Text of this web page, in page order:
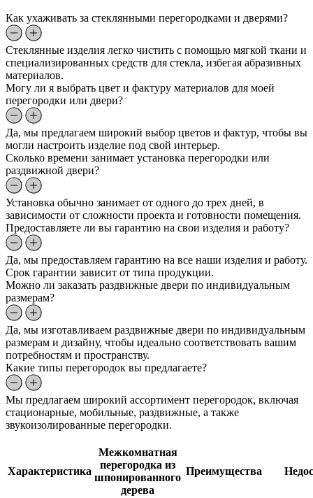
Как ухаживать за стеклянными перегородками и дверями?
Стеклянные изделия легко чистить с помощью мягкой ткани и
специализированных средств для стекла, избегая абразивных
материалов.
Могу ли я выбрать цвет и фактуру материалов для моей
перегородки или двери?
Да, мы предлагаем широкий выбор цветов и фактур, чтобы вы
могли настроить изделие под свой интерьер.
Сколько времени занимает установка перегородки или
раздвижной двери?
Установка обычно занимает от одного до трех дней, в
зависимости от сложности проекта и готовности помещения.
Предоставляете ли вы гарантию на свои изделия и работу?
Да, мы предоставляем гарантию на все наши изделия и работу.
Срок гарантии зависит от типа продукции.
Можно ли заказать раздвижные двери по индивидуальным
размерам?
Да, мы изготавливаем раздвижные двери по индивидуальным
размерам и дизайну, чтобы идеально соответствовать вашим
потребностям и пространству.
Какие типы перегородок вы предлагаете?
Мы предлагаем широкий ассортимент перегородок, включая
стационарные, мобильные, раздвижные, а также
звукоизолированные перегородки.
Характеристика
Межкомнатная
перегородка из
шпонированного
дерева
Преимущества